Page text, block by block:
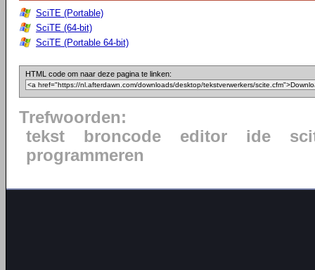
SciTE (Portable)
SciTE (64-bit)
SciTE (Portable 64-bit)
HTML code om naar deze pagina te linken:
Trefwoorden:
tekst
broncode editor ide
programmeren